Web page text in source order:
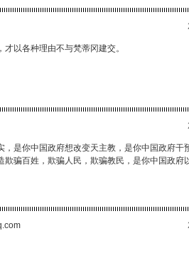
以各种理由不与梵蒂冈建交。
，是你中国政府想改变天主教，是你中国政府干
欺骗百姓，欺骗人民，欺骗教民，是你中国政府